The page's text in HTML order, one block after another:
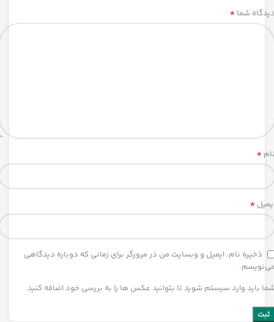
شما *
*
*
ذخیره نام، ایمیل و وبسایت من در مرورگر برای زمانی که دوباره دیدگاهی
باید وارد سیستم شوید تا بتوانید عکس ها را به بررسی خود اضافه کنید.